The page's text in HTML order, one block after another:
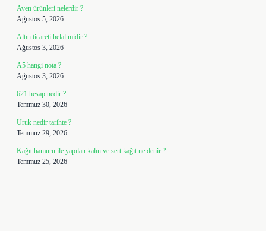
Aven ürünleri nelerdir ?
Ağustos 5, 2026
Altın ticareti helal midir ?
Ağustos 3, 2026
A5 hangi nota ?
Ağustos 3, 2026
621 hesap nedir ?
Temmuz 30, 2026
Uruk nedir tarihte ?
Temmuz 29, 2026
Kağıt hamuru ile yapılan kalın ve sert kağıt ne denir ?
Temmuz 25, 2026